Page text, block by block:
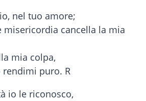
nel tuo amore;
misericordia cancella la mia
mia colpa,
puro. R
io le riconosco,